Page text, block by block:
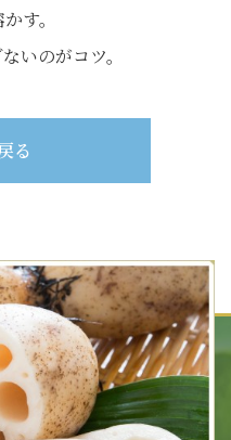
す。
いのがコツ。
る